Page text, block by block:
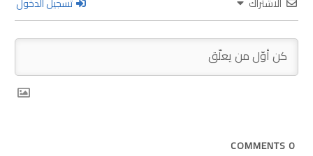
الاشتراك تسجيل الدخول
0